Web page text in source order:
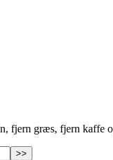
fjern græs, fjern kaffe